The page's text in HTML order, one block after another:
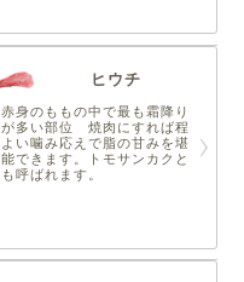
ヒウチ
赤身のももの中で最も霜降り
が多い部位 焼肉にすれば程
よい噛み応えで脂の甘みを堪
能できます。トモサンカクと
も呼ばれます。